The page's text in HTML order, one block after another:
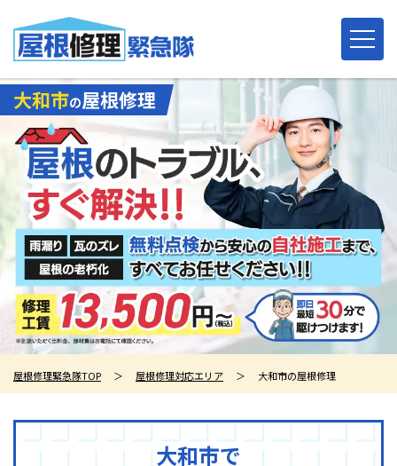
大和市の屋根修理
屋根修理緊急隊TOP ＞ 屋根修理対応エリア ＞ 大和市の屋根修理
大和市で